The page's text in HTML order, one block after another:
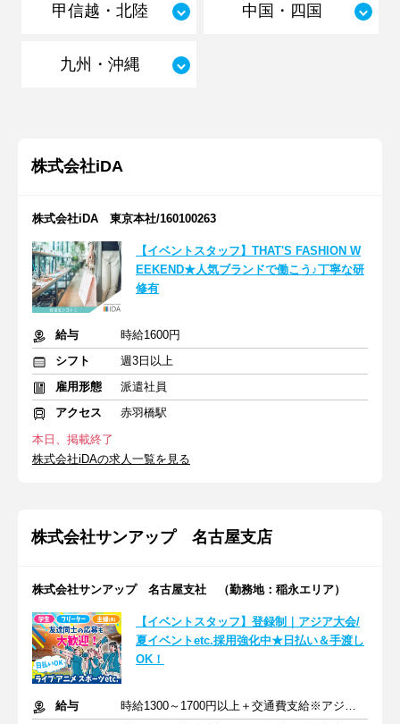
甲信越・北陸 中国・四国
九州・沖縄
株式会社iDA
株式会社iDA 東京本社/160100263
【イベントスタッフ】THAT'S FASHION W
EEKEND★人気ブランドで働こう♪丁寧な研
修有
給与
時給1600円
シフト
週3日以上
雇用形態
派遣社員
アクセス
赤羽橋駅
本日、掲載終了
株式会社iDAの求人一覧を見る
株式会社サンアップ 名古屋支店
株式会社サンアップ 名古屋支社 （勤務地：稲永エリア）
【イベントスタッフ】登録制｜アジア大会/
夏イベントetc.採用強化中★日払い＆手渡し
OK！
給与
時給1300～1700円以上＋交通費支給※アジア大会手当もあり